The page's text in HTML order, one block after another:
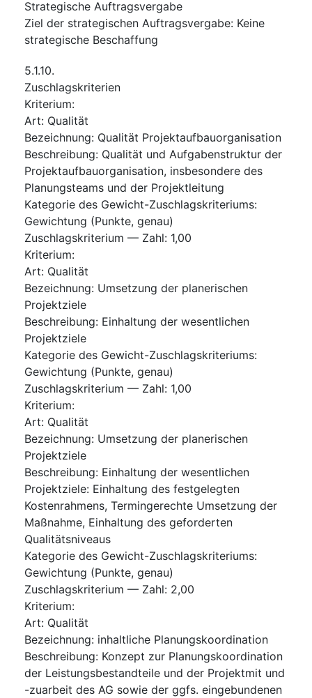
Strategische Auftragsvergabe
Ziel der strategischen Auftragsvergabe: Keine
strategische Beschaffung
5.1.10.
Zuschlagskriterien
Kriterium:
Art: Qualität
Bezeichnung: Qualität Projektaufbauorganisation
Beschreibung: Qualität und Aufgabenstruktur der
Projektaufbauorganisation, insbesondere des
Planungsteams und der Projektleitung
Kategorie des Gewicht-Zuschlagskriteriums:
Gewichtung (Punkte, genau)
Zuschlagskriterium — Zahl: 1,00
Kriterium:
Art: Qualität
Bezeichnung: Umsetzung der planerischen
Projektziele
Beschreibung: Einhaltung der wesentlichen
Projektziele
Kategorie des Gewicht-Zuschlagskriteriums:
Gewichtung (Punkte, genau)
Zuschlagskriterium — Zahl: 1,00
Kriterium:
Art: Qualität
Bezeichnung: Umsetzung der planerischen
Projektziele
Beschreibung: Einhaltung der wesentlichen
Projektziele: Einhaltung des festgelegten
Kostenrahmens, Termingerechte Umsetzung der
Maßnahme, Einhaltung des geforderten
Qualitätsniveaus
Kategorie des Gewicht-Zuschlagskriteriums:
Gewichtung (Punkte, genau)
Zuschlagskriterium — Zahl: 2,00
Kriterium:
Art: Qualität
Bezeichnung: inhaltliche Planungskoordination
Beschreibung: Konzept zur Planungskoordination
der Leistungsbestandteile und der Projektmit und
-zuarbeit des AG sowie der ggfs. eingebundenen